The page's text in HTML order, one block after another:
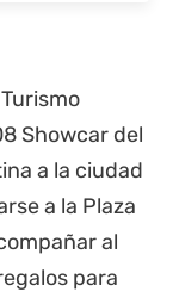
Showcar del
a la ciudad
a la Plaza
al
para